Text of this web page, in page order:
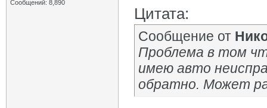
Сообщений: 8,890
Цитата:
Сообщение от
Проблема в том
имею авто
обратно. Может